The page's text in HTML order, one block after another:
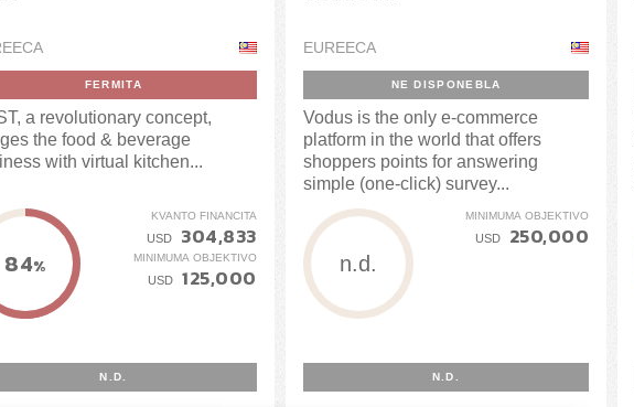
FERMITA
a revolutionary concept,
the food & beverage
with virtual kitchen...
84%
KVANTO FINANCITA
USD 304,833
MINIMUMA OBJEKTIVO
USD 125,000
N.D.
EUREECA
NE DISPONEBLA
Vodus is the only e-commerce
platform in the world that offers
shoppers points for answering
simple (one-click) survey...
n.d.
MINIMUMA OBJEKTIVO
USD 250,000
N.D.